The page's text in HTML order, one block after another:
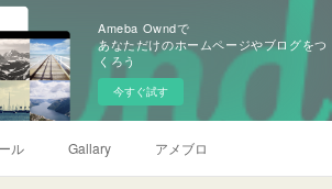
Ameba Owndで
あなただけのホームページやブログをつ
くろう
今すぐ試す
ル Gallary アメブロ